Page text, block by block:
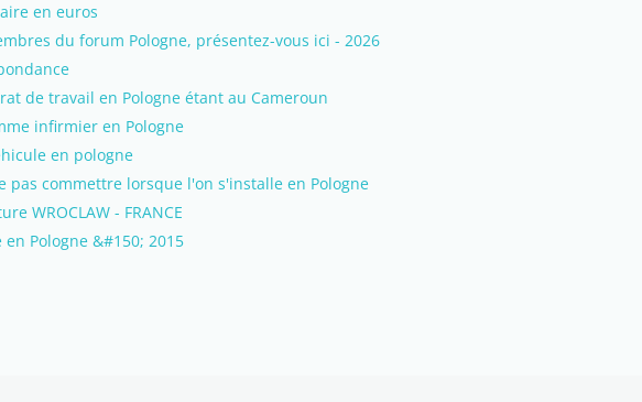
en euros
du forum Pologne, présentez-vous ici - 2026
de travail en Pologne étant au Cameroun
infirmier en Pologne
en pologne
pas commettre lorsque l'on s'installe en Pologne
WROCLAW - FRANCE
en Pologne &#150; 2015